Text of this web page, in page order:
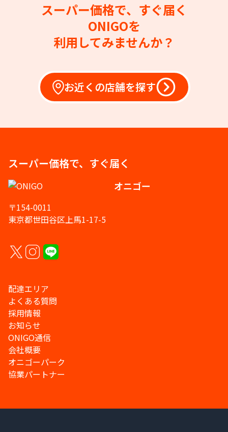
スーパー価格で、すぐ届く
ONIGOを
利用してみませんか？
お近くの店舗を探す
スーパー価格で、すぐ届く
オニゴー
〒154-0011
東京都世田谷区上馬1-17-5
配達エリア
よくある質問
採用情報
お知らせ
ONIGO通信
会社概要
オニゴーパーク
協業パートナー